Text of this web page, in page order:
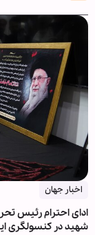
اخبار جهان
ادای احترام رئیس
شهید در کنسولگری